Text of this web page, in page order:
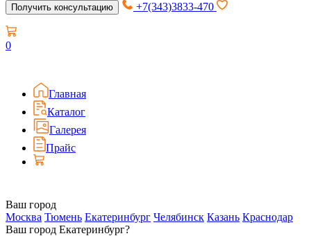
Получить консультацию +7(343)3833-470
0
Главная
Каталог
Галерея
Прайс
Ваш город
Москва Тюмень Екатеринбург Челябинск Казань Краснодар
Ваш город Екатеринбург?